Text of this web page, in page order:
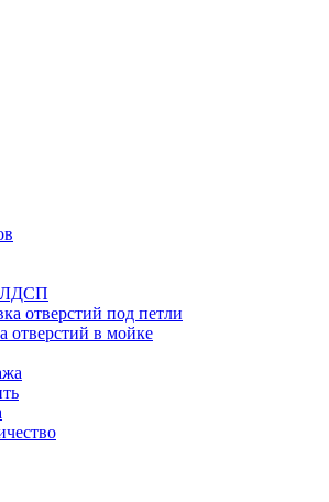
ЛДСП
отверстий под петли
отверстий в мойке